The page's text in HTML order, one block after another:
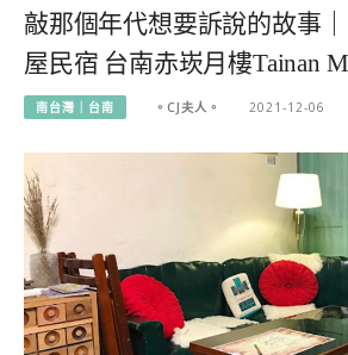
敲那個年代想要訴說的故事
屋民宿 台南赤崁月樓Tainan
南台灣｜台南 。CJ夫人。 2021-12-06